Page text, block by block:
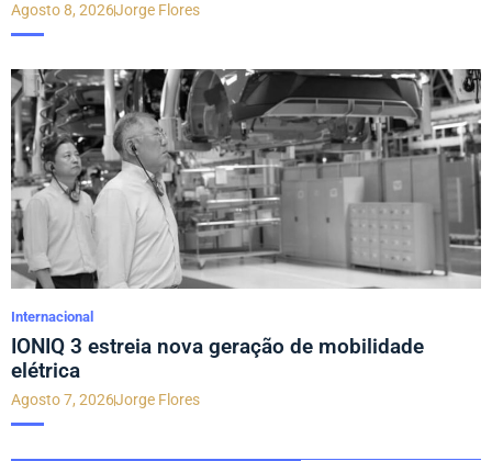
Agosto 8, 2026Jorge Flores
Internacional
IONIQ 3 estreia nova geração de mobilidade
elétrica
Agosto 7, 2026Jorge Flores